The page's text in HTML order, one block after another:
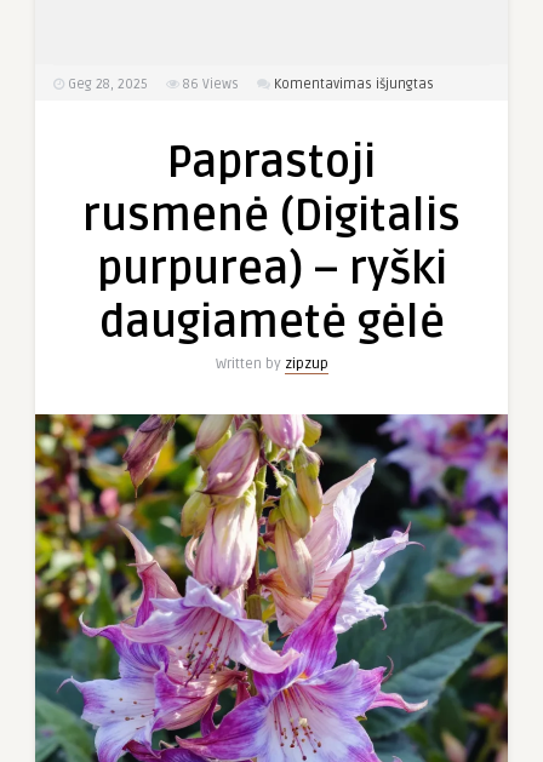
Geg 28, 2025 86 Views Komentavimas išjungtas
ryški
Paprastoji
rusmenė (Digitalis
purpurea) – ryški
daugiametė gėlė
Written by zipzup